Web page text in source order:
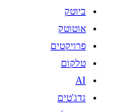
ביוטק
אוטוטק
פרויקטים
טלקום
AI
גדג'טים